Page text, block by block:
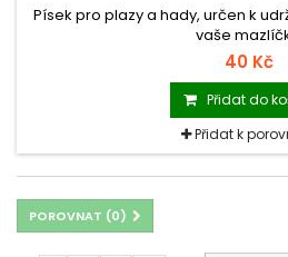
Písek pro plazy a hady, určen k
vaše
40 Kč
Přidat do
Přidat k
POROVNAT (0)